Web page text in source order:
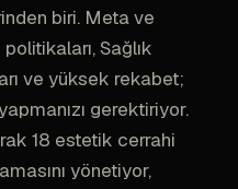
biri. Meta ve
Sağlık
ve yüksek rekabet;
gerektiriyor.
18 estetik cerrahi
yönetiyor,